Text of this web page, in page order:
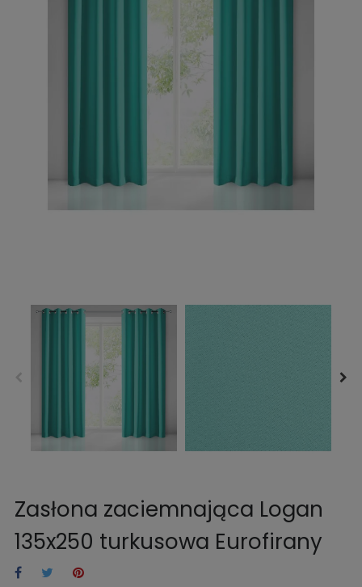
Zasłona zaciemnająca Logan
135x250 turkusowa Eurofirany